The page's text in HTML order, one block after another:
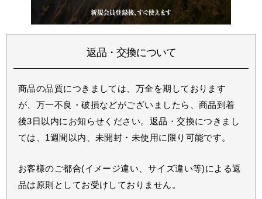
返品・交換について
商品の品質につきましては、万全を期しております
が、万一不良・破損などがございましたら、商品到着
後3日以内にお知らせください。返品・交換につきまし
ては、1週間以内、未開封・未使用に限り可能です。
お客様のご都合(イメージ違い、サイズ違い等)による返
品は原則としてお受けしておりません。